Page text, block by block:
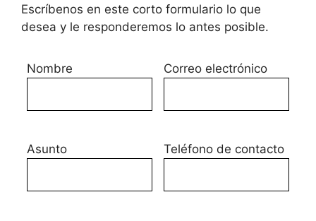
Escríbenos en este corto formulario lo que
desea y le responderemos lo antes posible.
Nombre Correo electrónico
Asunto Teléfono de contacto